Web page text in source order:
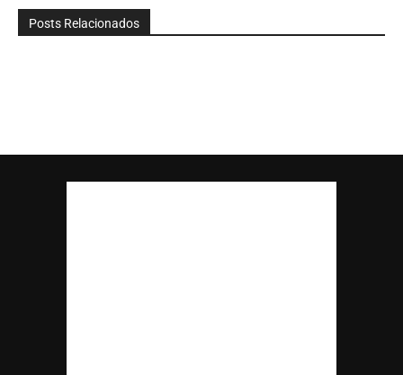
Posts Relacionados